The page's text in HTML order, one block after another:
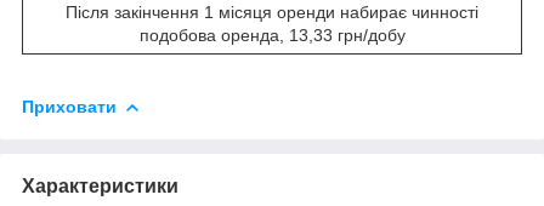
Після закінчення 1 місяця оренди набирає чинності
подобова оренда, 13,33 грн/добу
Приховати
Характеристики